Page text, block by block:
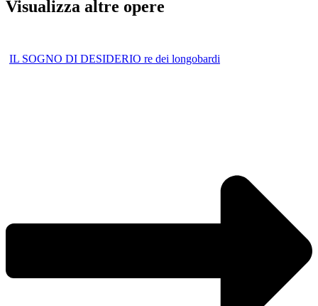
Visualizza altre opere
IL SOGNO DI DESIDERIO re dei longobardi